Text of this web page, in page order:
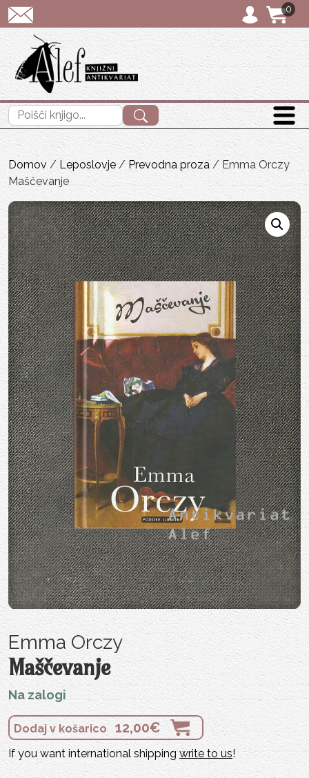
POŠTNINA: 0
Išči:
Domov / Leposlovje / Prevodna proza/ Emma Orczy
Maščevanje
Emma Orczy
Maščevanje
Na zalogi
Dodaj v košarico 12,00€
If you want international shippingwrite to us!